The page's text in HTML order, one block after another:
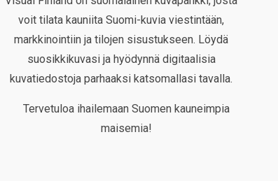
voit tilata kauniita Suomi-kuvia viestintään,
markkinointiin ja tilojen sisustukseen. Löydä
suosikkikuvasi ja hyödynnä digitaalisia
kuvatiedostoja parhaaksi katsomallasi tavalla.
Tervetuloa ihailemaan Suomen kauneimpia
maisemia!